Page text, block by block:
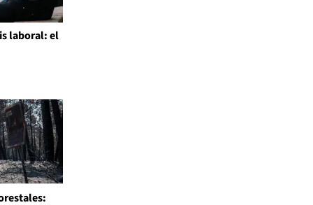
laboral: el